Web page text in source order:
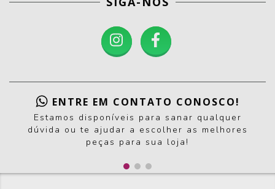
ENTRE EM CONTATO CONOSCO!
Estamos disponíveis para sanar qualquer
dúvida ou te ajudar a escolher as melhores
peças para sua loja!